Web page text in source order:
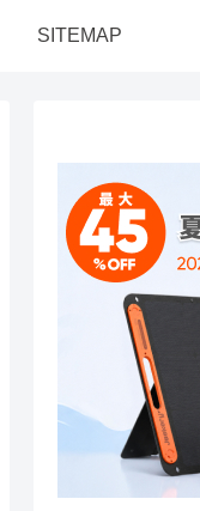
SITEMAP